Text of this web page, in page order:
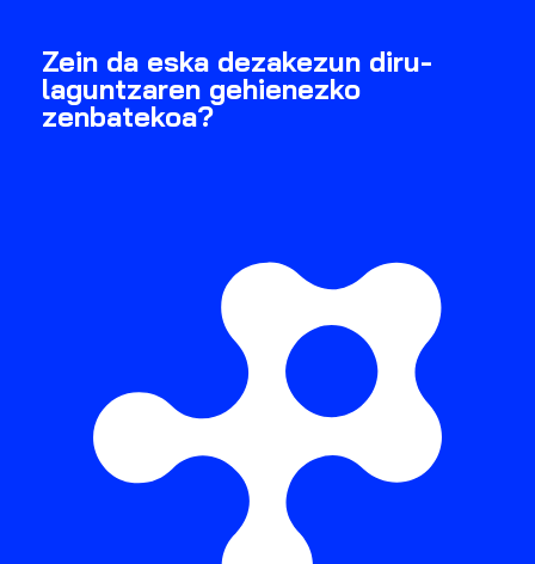
Zein da eska dezakezun diru-
laguntzaren gehienezko
zenbatekoa?